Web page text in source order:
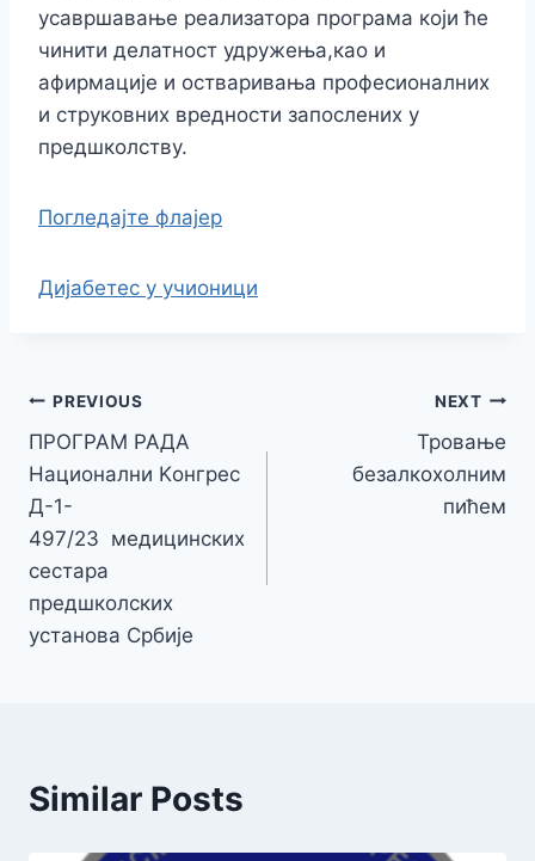
усавршавање реализатора програма који ће
чинити делатност удружења,као и
афирмације и остваривања професионалних
и струковних вредности запослених у
предшколству.
Погледајте флајер
Дијабетес у учионици
PREVIOUS
ПРОГРАМ РАДА
Национални Kонгрес
Д-1-
497/23 медицинских
сестара
предшколских
установа Србије
NEXT
Тровање
безалкохолним
пићем
Similar Posts